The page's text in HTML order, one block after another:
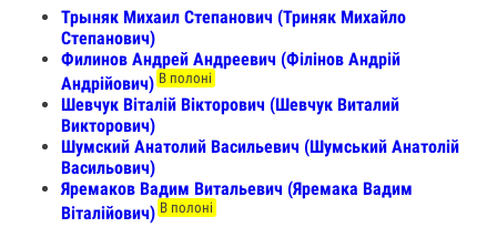
Трыняк Михаил Степанович (Триняк Михайло
Степанович)
Филинов Андрей Андреевич (Філінов Андрій
Андрійович) В полоні
Шевчук Віталій Вікторович (Шевчук Виталий
Викторович)
Шумский Анатолий Васильевич (Шумський Анатолій
Васильович)
Яремаков Вадим Витальевич (Яремака Вадим
Віталійович) В полоні